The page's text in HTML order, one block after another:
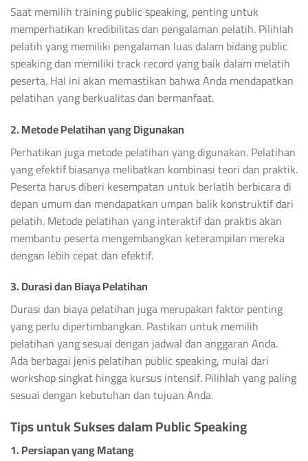
Saat memilih training public speaking, penting untuk
memperhatikan kredibilitas dan pengalaman pelatih. Pilihlah
pelatih yang memiliki pengalaman luas dalam bidang public
speaking dan memiliki track record yang baik dalam melatih
peserta. Hal ini akan memastikan bahwa Anda mendapatkan
pelatihan yang berkualitas dan bermanfaat.
2. Metode Pelatihan yang Digunakan
Perhatikan juga metode pelatihan yang digunakan. Pelatihan
yang efektif biasanya melibatkan kombinasi teori dan praktik.
Peserta harus diberi kesempatan untuk berlatih berbicara di
depan umum dan mendapatkan umpan balik konstruktif dari
pelatih. Metode pelatihan yang interaktif dan praktis akan
membantu peserta mengembangkan keterampilan mereka
dengan lebih cepat dan efektif.
3. Durasi dan Biaya Pelatihan
Durasi dan biaya pelatihan juga merupakan faktor penting
yang perlu dipertimbangkan. Pastikan untuk memilih
pelatihan yang sesuai dengan jadwal dan anggaran Anda.
Ada berbagai jenis pelatihan public speaking, mulai dari
workshop singkat hingga kursus intensif. Pilihlah yang paling
sesuai dengan kebutuhan dan tujuan Anda.
Tips untuk Sukses dalam Public Speaking
1. Persiapan yang Matang